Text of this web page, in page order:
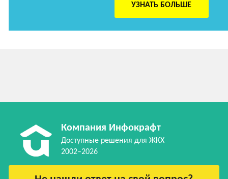
УЗНАТЬ БОЛЬШЕ
Компания Инфокрафт
Доступные решения для ЖКХ
2002–2026